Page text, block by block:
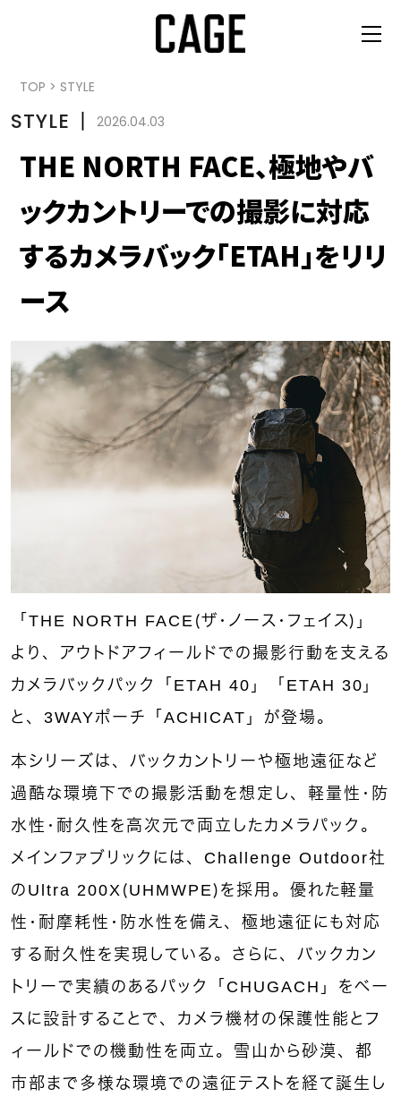
TOP > STYLE
STYLE 丨 2026.04.03
THE NORTH FACE、極地やバ
ックカントリーでの撮影に対応
するカメラバック「ETAH」をリリ
ース
「THE NORTH FACE（ザ・ノース・フェイス）」
より、アウトドアフィールドでの撮影行動を支える
カメラバックパック「ETAH 40」「ETAH 30」
と、3WAYポーチ「ACHICAT」が登場。
本シリーズは、バックカントリーや極地遠征など
過酷な環境下での撮影活動を想定し、軽量性・防
水性・耐久性を高次元で両立したカメラパック。
メインファブリックには、Challenge Outdoor社
のUltra 200X（UHMWPE）を採用。優れた軽量
性・耐摩耗性・防水性を備え、極地遠征にも対応
する耐久性を実現している。さらに、バックカン
トリーで実績のあるパック「CHUGACH」をベー
スに設計することで、カメラ機材の保護性能とフ
ィールドでの機動性を両立。雪山から砂漠、都
市部まで多様な環境での遠征テストを経て誕生し